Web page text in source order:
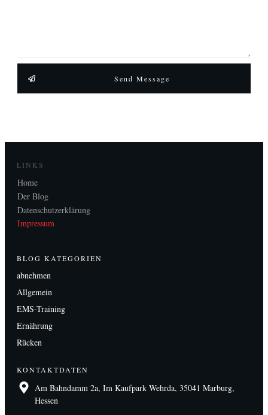
Send Message
LINKS
Home
Der Blog
Datenschutzerklärung
Impressum
BLOG KATEGORIEN
abnehmen
Allgemein
EMS-Training
Ernährung
Rücken
KONTAKTDATEN
Am Bahndamm 2a, Im Kaufpark Wehrda, 35041 Marburg,
Hessen